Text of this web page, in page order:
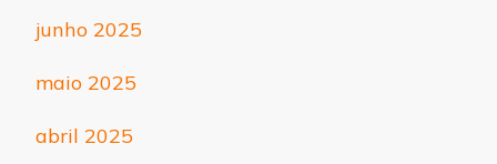
junho 2025
maio 2025
abril 2025